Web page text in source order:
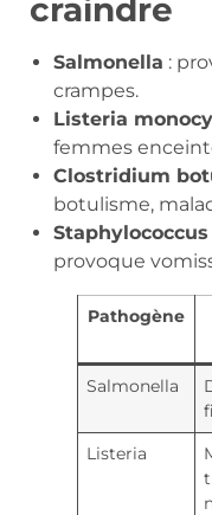
craindre
Salmonella :
crampes.
Listeria
femmes
Clostridium
botulisme,
provoque
Pathogène
Salmonella
Listeria